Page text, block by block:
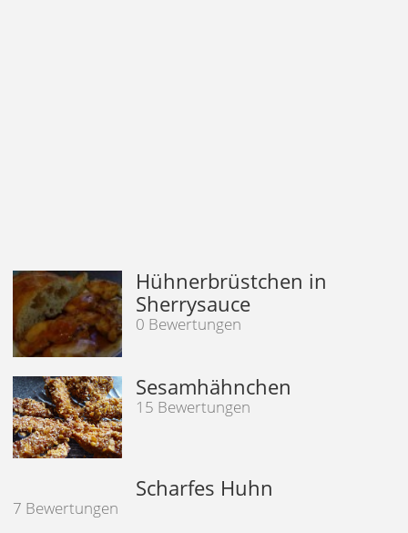
Hühnerbrüstchen in
Sherrysauce
0 Bewertungen
Sesamhähnchen
15 Bewertungen
Scharfes Huhn
7 Bewertungen